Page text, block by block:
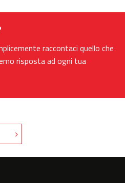
raccontaci quello che
risposta ad ogni tua